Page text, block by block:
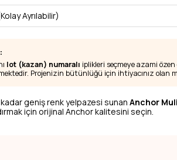
Ayrılabilir)
lot (kazan) numaralı iplikleri seçmeye azami
Projenizin bütünlüğü için ihtiyacınız olan
geniş renk yelpazesi sunan Anchor
için orijinal Anchor kalitesini seçin.